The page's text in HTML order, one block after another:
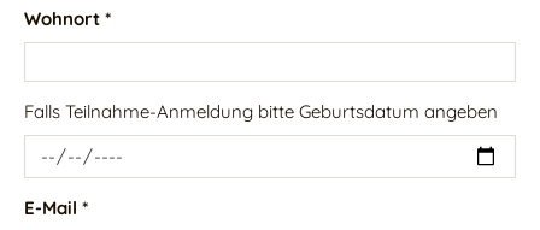
Wohnort *
Falls Teilnahme-Anmeldung bitte Geburtsdatum angeben
E-Mail *